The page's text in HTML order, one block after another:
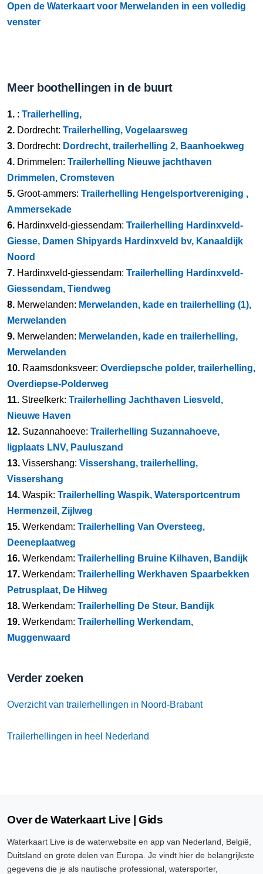
Open de Waterkaart voor Merwelanden in een volledig
venster
Meer boothellingen in de buurt
1. : Trailerhelling,
2. Dordrecht: Trailerhelling, Vogelaarsweg
3. Dordrecht: Dordrecht, trailerhelling 2, Baanhoekweg
4. Drimmelen: Trailerhelling Nieuwe jachthaven
Drimmelen, Cromsteven
5. Groot-ammers: Trailerhelling Hengelsportvereniging ,
Ammersekade
6. Hardinxveld-giessendam: Trailerhelling Hardinxveld-
Giesse, Damen Shipyards Hardinxveld bv, Kanaaldijk
Noord
7. Hardinxveld-giessendam: Trailerhelling Hardinxveld-
Giessendam, Tiendweg
8. Merwelanden: Merwelanden, kade en trailerhelling (1),
Merwelanden
9. Merwelanden: Merwelanden, kade en trailerhelling,
Merwelanden
10. Raamsdonksveer: Overdiepsche polder, trailerhelling,
Overdiepse-Polderweg
11. Streefkerk: Trailerhelling Jachthaven Liesveld,
Nieuwe Haven
12. Suzannahoeve: Trailerhelling Suzannahoeve,
ligplaats LNV, Pauluszand
13. Vissershang: Vissershang, trailerhelling,
Vissershang
14. Waspik: Trailerhelling Waspik, Watersportcentrum
Hermenzeil, Zijlweg
15. Werkendam: Trailerhelling Van Oversteeg,
Deeneplaatweg
16. Werkendam: Trailerhelling Bruine Kilhaven, Bandijk
17. Werkendam: Trailerhelling Werkhaven Spaarbekken
Petrusplaat, De Hilweg
18. Werkendam: Trailerhelling De Steur, Bandijk
19. Werkendam: Trailerhelling Werkendam,
Muggenwaard
Verder zoeken
Overzicht van trailerhellingen in Noord-Brabant
Trailerhellingen in heel Nederland
Over de Waterkaart Live | Gids
Waterkaart Live is de waterwebsite en app van Nederland, België,
Duitsland en grote delen van Europa. Je vindt hier de belangrijkste
gegevens die je als nautische professional, watersporter,